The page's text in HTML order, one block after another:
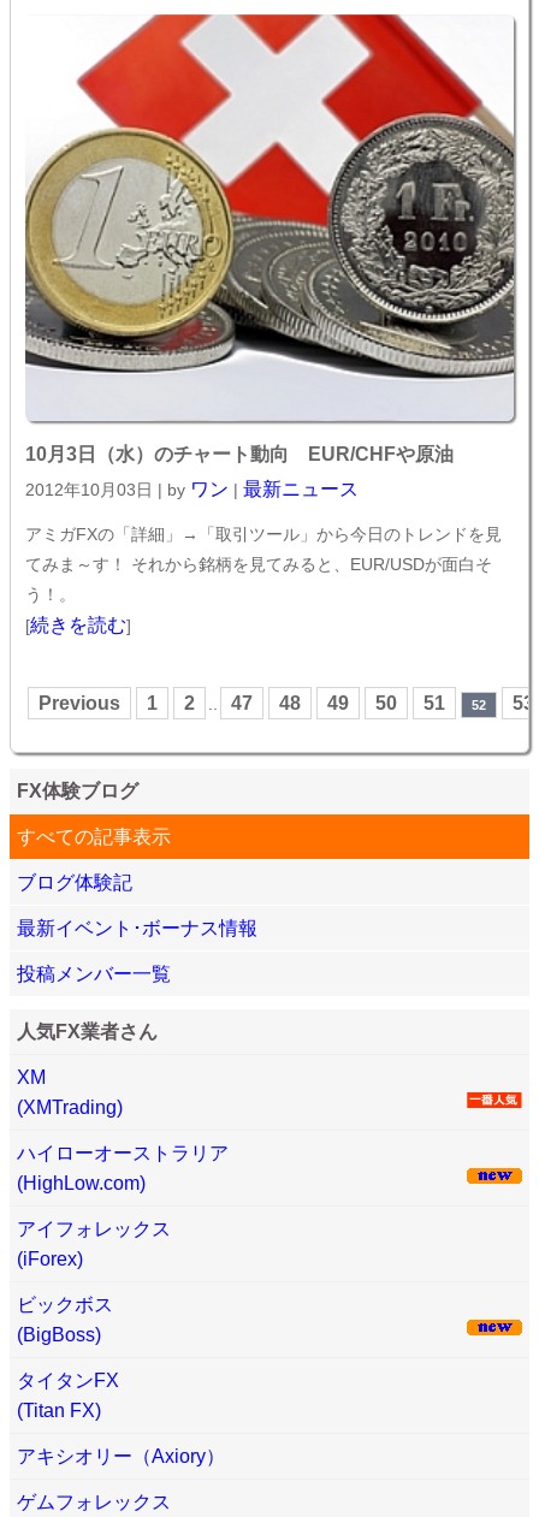
10月3日（水）のチャート動向 EUR/CHFや原油
2012年10月03日 | by ワン | 最新ニュース
アミガFXの「詳細」→「取引ツール」から今日のトレンドを見
てみま～す！ それから銘柄を見てみると、EUR/USDが面白そ
う！。
[続きを読む]
Previous 1 2 .. 47 48 49 50 51 52 53
FX体験ブログ
すべての記事表示
ブログ体験記
最新イベント･ボーナス情報
投稿メンバー一覧
人気FX業者さん
XM
(XMTrading)
ハイローオーストラリア
(HighLow.com)
アイフォレックス
(iForex)
ビックボス
(BigBoss)
タイタンFX
(Titan FX)
アキシオリー（Axiory）
ゲムフォレックス